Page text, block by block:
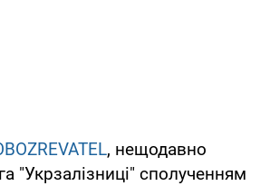
, нещодавно
"Укрзалізниці" сполученням